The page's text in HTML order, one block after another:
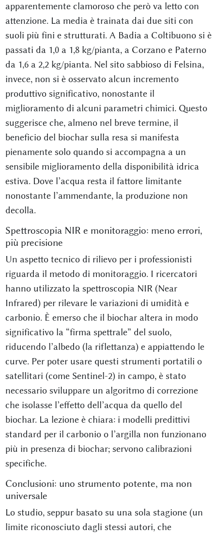
apparentemente clamoroso che però va letto con
attenzione. La media è trainata dai due siti con
suoli più fini e strutturati. A Badia a Coltibuono si è
passati da 1,0 a 1,8 kg/pianta, a Corzano e Paterno
da 1,6 a 2,2 kg/pianta. Nel sito sabbioso di Felsina,
invece, non si è osservato alcun incremento
produttivo significativo, nonostante il
miglioramento di alcuni parametri chimici. Questo
suggerisce che, almeno nel breve termine, il
beneficio del biochar sulla resa si manifesta
pienamente solo quando si accompagna a un
sensibile miglioramento della disponibilità idrica
estiva. Dove l’acqua resta il fattore limitante
nonostante l’ammendante, la produzione non
decolla.
Spettroscopia NIR e monitoraggio: meno errori,
più precisione
Un aspetto tecnico di rilievo per i professionisti
riguarda il metodo di monitoraggio. I ricercatori
hanno utilizzato la spettroscopia NIR (Near
Infrared) per rilevare le variazioni di umidità e
carbonio. È emerso che il biochar altera in modo
significativo la “firma spettrale” del suolo,
riducendo l’albedo (la riflettanza) e appiattendo le
curve. Per poter usare questi strumenti portatili o
satellitari (come Sentinel-2) in campo, è stato
necessario sviluppare un algoritmo di correzione
che isolasse l’effetto dell’acqua da quello del
biochar. La lezione è chiara: i modelli predittivi
standard per il carbonio o l’argilla non funzionano
più in presenza di biochar; servono calibrazioni
specifiche.
Conclusioni: uno strumento potente, ma non
universale
Lo studio, seppur basato su una sola stagione (un
limite riconosciuto dagli stessi autori, che